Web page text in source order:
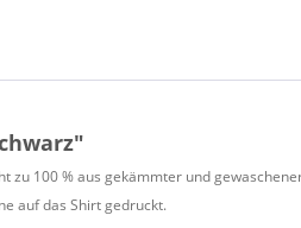
zu 100 % aus gekämmter und
auf das Shirt gedruckt.